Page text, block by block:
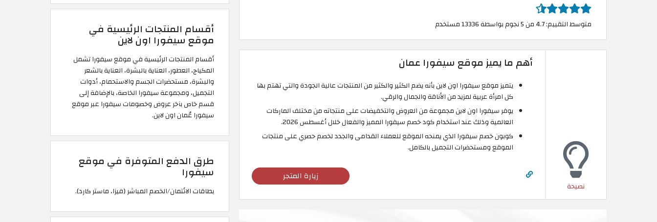
متوسط التقييم: 4.7 من 5 نجوم بواسطة 13336 مستخدم
نصيحة
أهم ما يميز موقع سيفورا عمان
يتميز موقع سيفورا اون لاين بأنه يضم الكثير والكثير من المنتجات عالية الجودة والتي تهتم بها
كل امرأة عربية لمزيد من الأناقة والجمال والرقي.
يوفر سيفورا اون لاين مجموعة من العروض والتخفيضات على منتجاته من مختلف الماركات
العالمية وذلك عند استخدام كود خصم سيفورا المميز والفعال خلال أغسطس 2026.
كوبون خصم سيفورا الذي يمنحه الموقع للعملاء القدامى والجدد لخصم حصري على منتجات
الموقع ومستحضرات التجميل بالكامل.
زيارة المتجر
أقسام المنتجات الرئيسية في
موقع سيفورا اون لاين
أقسام المنتجات الرئيسية في موقع سيفورا تشمل
المكياج، العطور، العناية بالبشرة، العناية بالشعر
والبشرة، مستحضرات الجسم والاستحمام، أدوات
التجميل، ومجموعة سيفورا الخاصة، بالإضافة إلى
قسم خاص بآخر عروض وخصومات سيفورا عبر موقع
سيفورا عُمان اون لاين.
طرق الدفع المتوفرة في موقع
سيفورا
بطاقات الائتمان/الخصم المباشر (فيزا، ماستر كارد).